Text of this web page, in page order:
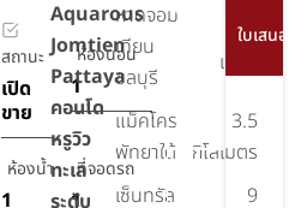
สถานะ
เปิด
ขาย
ห้องนอน
1
ห้องน้ำ
1
ที่จอดรถ
1
Aquarous
Jomtien
Pattaya
คอนโด
หรูวิว
ทะเล
ระดับ
หาดจอม
เทียน
ชลบุรี
650
เมตร
แม็คโคร
พัทยาใต้
3.5
กิโลเมตร
เซ็นทรัล
9
ยิม,ฟิตเนส
สระ